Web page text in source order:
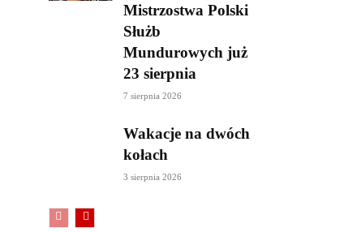
Mistrzostwa Polski
Służb
Mundurowych już
23 sierpnia
7 sierpnia 2026
Wakacje na dwóch
kołach
3 sierpnia 2026